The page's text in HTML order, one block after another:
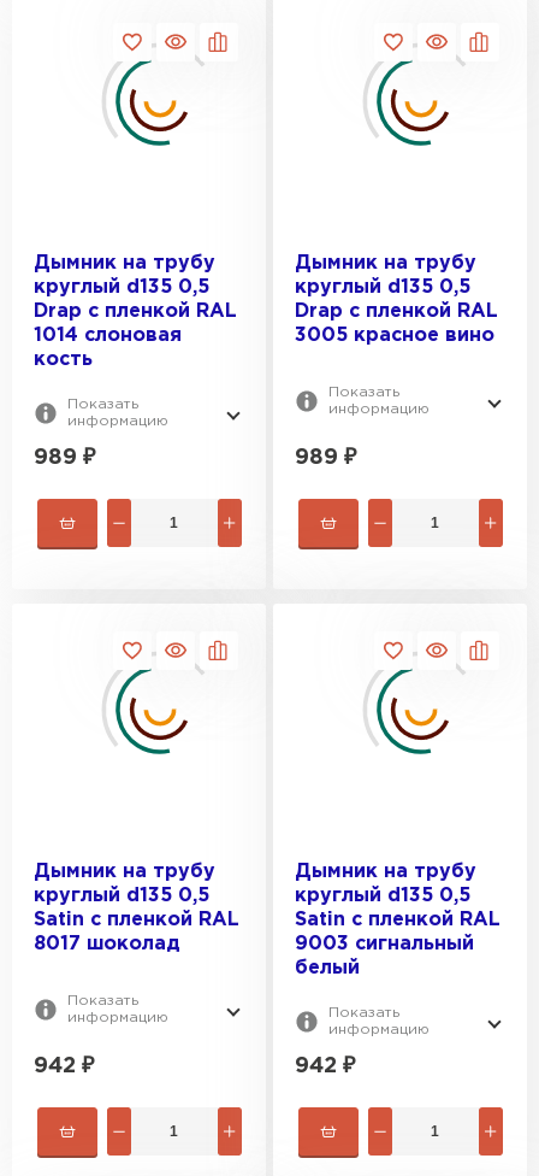
Дымник на трубу
круглый d135 0,5
Drap с пленкой RAL
1014 слоновая
кость
Показать
информацию
989 ₽
Дымник на трубу
круглый d135 0,5
Drap с пленкой RAL
3005 красное вино
Показать
информацию
989 ₽
Дымник на трубу
круглый d135 0,5
Satin с пленкой RAL
8017 шоколад
Показать
информацию
942 ₽
Дымник на трубу
круглый d135 0,5
Satin с пленкой RAL
9003 сигнальный
белый
Показать
информацию
942 ₽
Профилированный лист